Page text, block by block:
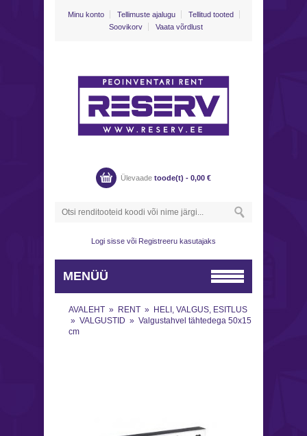
Minu konto Tellimuste ajalugu
Tellitud tooted
Soovikorv
Vaata võrdlust
Ülevaade toode(t) - 0,00 €
Logi sisse või Registreeru kasutajaks
MENÜÜ
AVALEHT » RENT » HELI, VALGUS, ESITLUS
» VALGUSTID » Valgustahvel tähtedega 50x15
cm